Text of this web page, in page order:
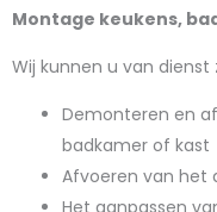
Montage keukens,
Wij kunnen u van dienst
Demonteren en
badkamer of kast
Afvoeren van het
Het aanpassen